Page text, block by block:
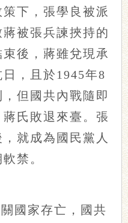
策下，張學良被派
被張兵諫挾持的
束後，蔣雖兌現承
，且於1945年8
但國共內戰隨即
氏敗退來臺。張
就成為國民黨人
禁。
國家存亡，國共